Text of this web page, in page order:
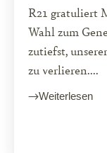
R21 gratuliert
Wahl zum
zutiefst,
zu verlieren....
Weiterlesen